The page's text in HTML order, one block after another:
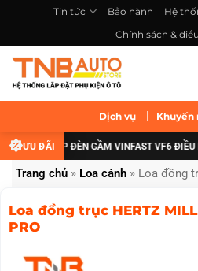
nội
dung
Tin tức Bảo hành Hệ
Chính sách &
Dịch vụ | Khuyến
ƯU ĐÃI
NÂNG CẤP ĐÈN GẦM VINFAST VF6 ĐIỀU
Trang chủ » Loa cánh » Loa đồng
Loa đồng trục HERTZ
PRO